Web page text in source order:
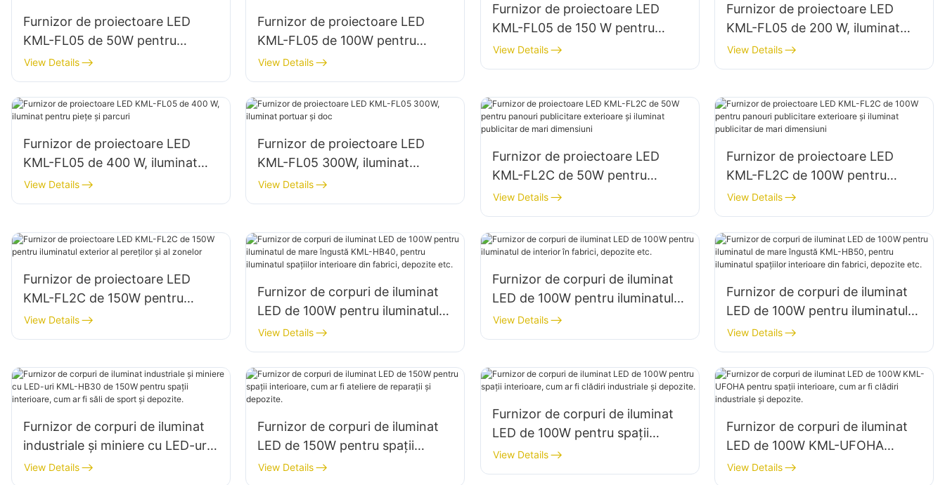
Furnizor de proiectoare LED
KML-FL05 de 50W pentru
fațade exterioare ale clădirilor și
iluminat pentru spații deschise
View Details
Furnizor de proiectoare LED
KML-FL05 de 100W pentru
fațadele clădirilor și iluminatul
șantierelor de construcții
View Details
Furnizor de proiectoare LED
KML-FL05 de 150 W pentru
iluminatul parcărilor și al zonelor
de depozitare
View Details
Furnizor de proiectoare LED
KML-FL05 de 200 W, iluminat
pentru situații de urgență și
dezastre
View Details
Furnizor de proiectoare LED
KML-FL05 de 400 W, iluminat
pentru piețe și parcuri
View Details
Furnizor de proiectoare LED
KML-FL05 300W, iluminat
portuar și doc
View Details
Furnizor de proiectoare LED
KML-FL2C de 50W pentru
panouri publicitare exterioare și
iluminat publicitar de mari
dimensiuni
View Details
Furnizor de proiectoare LED
KML-FL2C de 100W pentru
panouri publicitare exterioare și
iluminat publicitar de mari
dimensiuni
View Details
Furnizor de proiectoare LED
KML-FL2C de 150W pentru
iluminatul exterior al pereților și
al zonelor
View Details
Furnizor de corpuri de iluminat
LED de 100W pentru iluminatul
de mare îngustă KML-HB40,
pentru iluminatul spațiilor
interioare din fabrici, depozite
etc.
View Details
Furnizor de corpuri de iluminat
LED de 100W pentru iluminatul
de interior în fabrici, depozite
etc.
View Details
Furnizor de corpuri de iluminat
LED de 100W pentru iluminatul
de mare îngustă KML-HB50,
pentru iluminatul spațiilor
interioare din fabrici, depozite
etc.
View Details
Furnizor de corpuri de iluminat
industriale și miniere cu LED-uri
KML-HB30 de 150W pentru
View Details
Furnizor de corpuri de iluminat
LED de 150W pentru spații
interioare, cum ar fi ateliere de
View Details
Furnizor de corpuri de iluminat
LED de 100W pentru spații
interioare, cum ar fi clădiri
industriale și depozite.
View Details
Furnizor de corpuri de iluminat
LED de 100W KML-UFOHA
pentru spații interioare, cum ar fi
View Details